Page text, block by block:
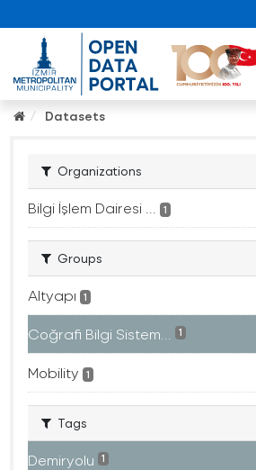
Datasets
Organizations
Bilgi İşlem Dairesi ... 1
Groups
Altyapı 1
Coğrafi Bilgi Sistem... 1
Mobility 1
Tags
Demiryolu 1